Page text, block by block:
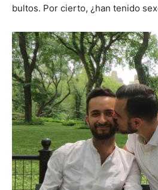
bultos. Por cierto, ¿han tenido